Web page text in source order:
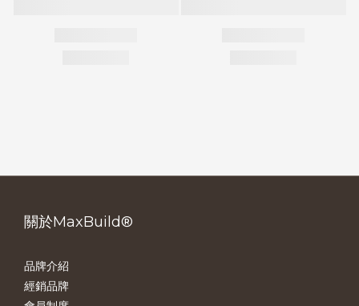
關於MaxBuild®
品牌介紹
經銷品牌